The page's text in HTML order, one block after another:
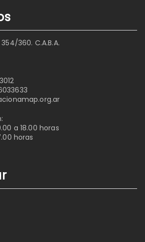
360. C.A.B.A.
a 18.00 horas
horas